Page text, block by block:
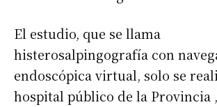
El estudio, que se llama
histerosalpingografía con
endoscópica virtual, solo se
hospital público de la Provincia